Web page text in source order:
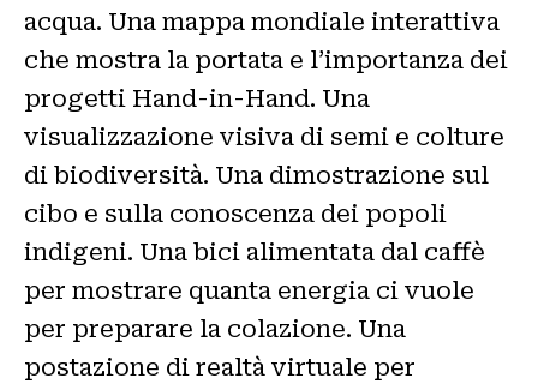
acqua. Una mappa mondiale interattiva
che mostra la portata e l’importanza dei
progetti Hand-in-Hand. Una
visualizzazione visiva di semi e colture
di biodiversità. Una dimostrazione sul
cibo e sulla conoscenza dei popoli
indigeni. Una bici alimentata dal caffè
per mostrare quanta energia ci vuole
per preparare la colazione. Una
postazione di realtà virtuale per